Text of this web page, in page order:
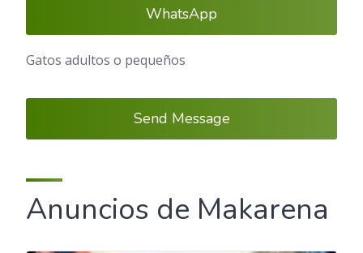
WhatsApp
Gatos adultos o pequeños
Send Message
Anuncios de Makarena